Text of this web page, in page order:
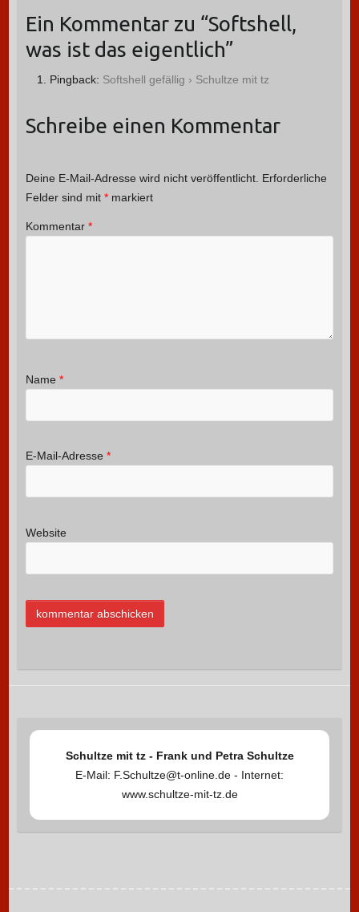
Ein Kommentar zu “Softshell,
was ist das eigentlich”
Pingback: Softshell gefällig › Schultze mit tz
Schreibe einen Kommentar
Deine E-Mail-Adresse wird nicht veröffentlicht. Erforderliche
Felder sind mit *markiert
Kommentar *
Name *
E-Mail-Adresse *
Website
Schultze mit tz - Frank und Petra Schultze
E-Mail: F.Schultze@t-online.de - Internet:
www.schultze-mit-tz.de